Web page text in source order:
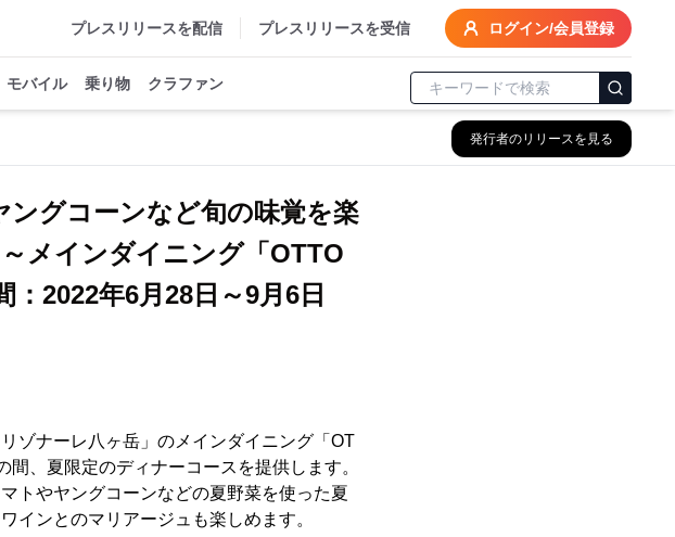
プレスリリースを配信 プレスリリースを受信 ログイン/会員登録
モバイル 乗り物 クラファン
発行者のリリースを見る
ングコーンなど旬の味覚を楽
メインダイニング「OTTO
2022年6月28日～9月6日
ゾナーレ八ヶ岳」のメインダイニング「OT
、夏限定のディナーコースを提供します。
トやヤングコーンなどの夏野菜を使った夏
インとのマリアージュも楽しめます。